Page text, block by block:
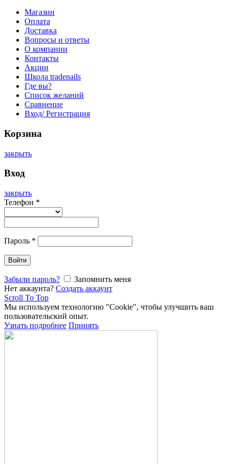
Магазин
Оплата
Доставка
Вопросы и ответы
О компании
Контакты
Акции
Школа tradenails
Где вы?
Список желаний
Сравнение
Вход/ Регистрация
Корзина
закрыть
Вход
закрыть
Телефон *
Пароль *
Войти
Забыли пароль?
Запомнить меня
Нет аккаунта? Создать аккаунт
Scroll To Top
Мы используем технологию "Cookie", чтобы улучшить ваш
пользовательский опыт.
Узнать подробнее Принять